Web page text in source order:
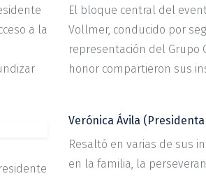
a la
El bloque central del
Vollmer, conducido por
representación del Grupo
honor compartieron sus
Verónica Ávila
Resaltó en varias de sus
en la familia, la